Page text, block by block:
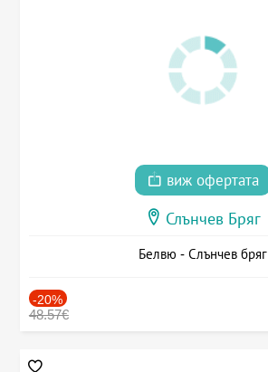
виж офертата
Слънчев Бряг
Белвю - Слънчев бряг
-20%
48.57€